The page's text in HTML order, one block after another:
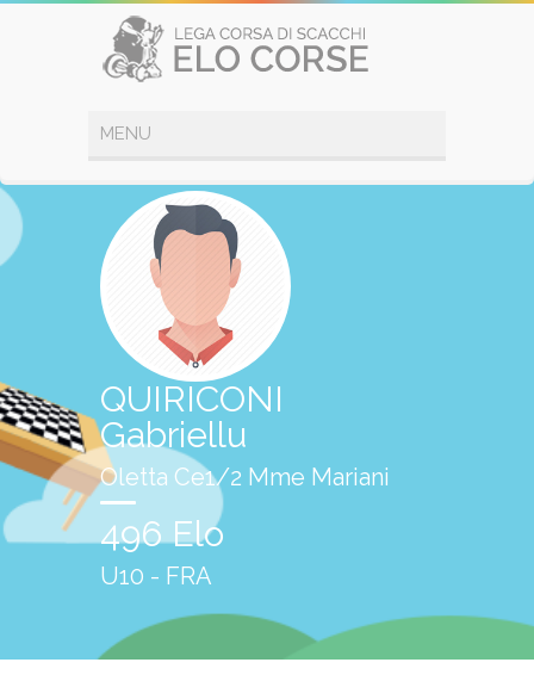
QUIRICONI
Gabriellu
Oletta Ce1/2 Mme Mariani
496 Elo
U10 - FRA